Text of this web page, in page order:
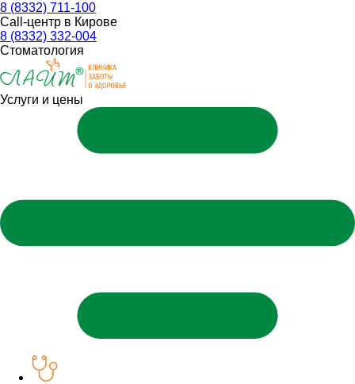
8 (8332) 711-100
Call-центр в Кирове
8 (8332) 332-004
Стоматология
Услуги и цены